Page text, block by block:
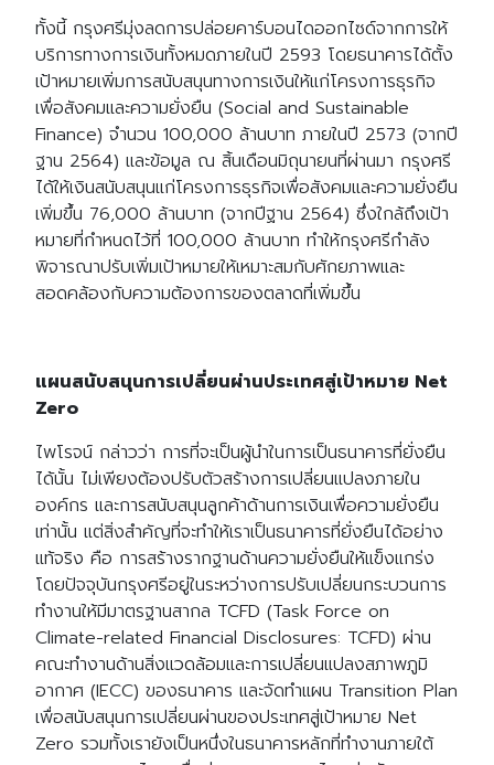
Search
for: Search
ทั้งนี้ กรุงศรีมุ่งลดการปล่อยคาร์บอนไดออกไซด์จากการให้
บริการทางการเงินทั้งหมดภายในปี 2593 โดยธนาคารได้ตั้ง
เป้าหมายเพิ่มการสนับสนุนทางการเงินให้แก่โครงการธุรกิจ
เพื่อสังคมและความยั่งยืน (Social and Sustainable
Finance) จำนวน 100,000 ล้านบาท ภายในปี 2573 (จากปี
ฐาน 2564) และข้อมูล ณ สิ้นเดือนมิถุนายนที่ผ่านมา กรุงศรี
ได้ให้เงินสนับสนุนแก่โครงการธุรกิจเพื่อสังคมและความยั่งยืน
เพิ่มขึ้น 76,000 ล้านบาท (จากปีฐาน 2564) ซึ่งใกล้ถึงเป้า
หมายที่กำหนดไว้ที่ 100,000 ล้านบาท ทำให้กรุงศรีกำลัง
พิจารณาปรับเพิ่มเป้าหมายให้เหมาะสมกับศักยภาพและ
สอดคล้องกับความต้องการของตลาดที่เพิ่มขึ้น
แผนสนับสนุนการเปลี่ยนผ่านประเทศสู่เป้าหมาย Net
Zero
ไพโรจน์ กล่าวว่า การที่จะเป็นผู้นำในการเป็นธนาคารที่ยั่งยืน
ได้นั้น ไม่เพียงต้องปรับตัวสร้างการเปลี่ยนแปลงภายใน
องค์กร และการสนับสนุนลูกค้าด้านการเงินเพื่อความยั่งยืน
เท่านั้น แต่สิ่งสำคัญที่จะทำให้เราเป็นธนาคารที่ยั่งยืนได้อย่าง
แท้จริง คือ การสร้างรากฐานด้านความยั่งยืนให้แข็งแกร่ง
โดยปัจจุบันกรุงศรีอยู่ในระหว่างการปรับเปลี่ยนกระบวนการ
ทำงานให้มีมาตรฐานสากล TCFD (Task Force on
Climate-related Financial Disclosures: TCFD) ผ่าน
คณะทำงานด้านสิ่งแวดล้อมและการเปลี่ยนแปลงสภาพภูมิ
อากาศ (IECC) ของธนาคาร และจัดทำแผน Transition Plan
เพื่อสนับสนุนการเปลี่ยนผ่านของประเทศสู่เป้าหมาย Net
Zero รวมทั้งเรายังเป็นหนึ่งในธนาคารหลักที่ทำงานภายใต้